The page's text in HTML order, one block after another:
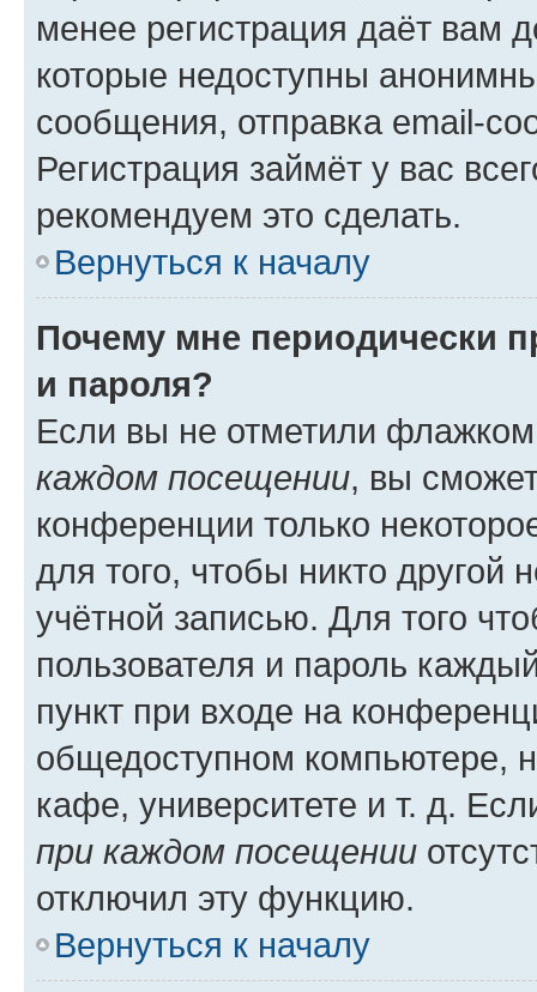
менее регистрация даёт вам
которые недоступны
сообщения, отправка email-
Регистрация займёт у вас
рекомендуем это сделать.
Вернуться к началу
Почему мне периодически
и пароля?
Если вы не отметили
каждом посещении, вы
конференции только
для того, чтобы никто другой
учётной записью. Для того
пользователя и пароль
пункт при входе на
общедоступном компьютере,
кафе, университете и т. д.
при каждом посещении
отключил эту функцию.
Вернуться к началу